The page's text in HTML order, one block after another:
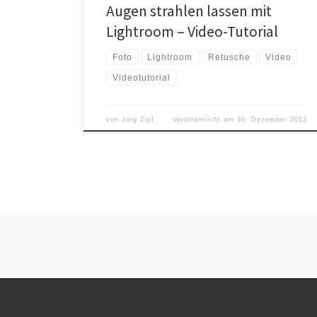
Augen strahlen lassen mit
Lightroom – Video-Tutorial
Foto Lightroom Retusche Video
Videotutorial
vonJörg Zipf Veröffentlicht am 30. Dezember 2013